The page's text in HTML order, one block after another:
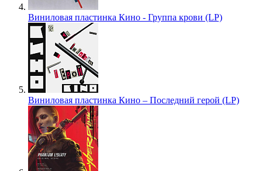
Виниловая пластинка Кино - Группа крови (LP)
Виниловая пластинка Кино – Последний герой (LP)